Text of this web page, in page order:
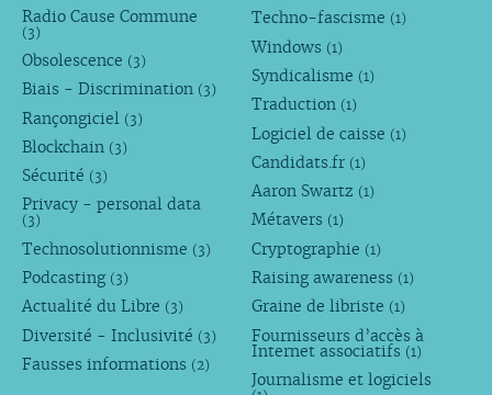
Radio Cause Commune
(3)
Obsolescence (3)
Biais - Discrimination (3)
Rançongiciel (3)
Blockchain (3)
Sécurité (3)
Privacy - personal data
(3)
Technosolutionnisme (3)
Podcasting (3)
Actualité du Libre (3)
Diversité - Inclusivité (3)
Fausses informations (2)
Techno-fascisme (1)
Windows (1)
Syndicalisme (1)
Traduction (1)
Logiciel de caisse (1)
Candidats.fr (1)
Aaron Swartz (1)
Métavers (1)
Cryptographie (1)
Raising awareness (1)
Graine de libriste (1)
Fournisseurs d’accès à
Internet associatifs (1)
Journalisme et logiciels